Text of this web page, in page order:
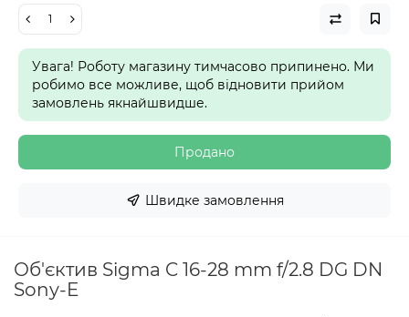
Увага! Роботу магазину тимчасово припинено. Ми
робимо все можливе, щоб відновити прийом
замовлень якнайшвидше.
Продано
Швидке замовлення
Об'єктив Sigma C 16-28 mm f/2.8 DG DN
Sony-E